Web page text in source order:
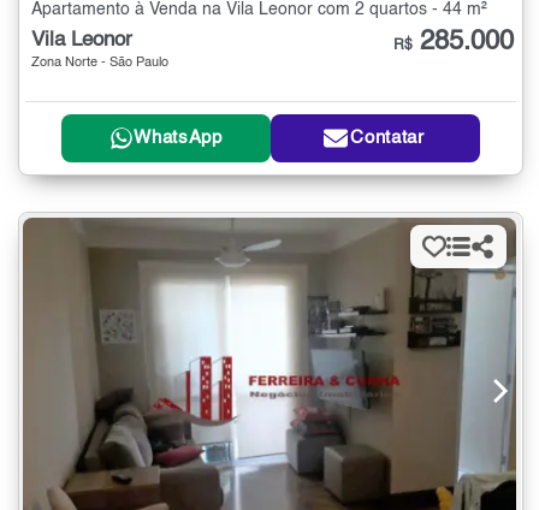
Apartamento à Venda na Vila Leonor com 2 quartos - 44 m²
Vila Leonor
Zona Norte - São Paulo
R$ 285.000
WhatsApp Contatar